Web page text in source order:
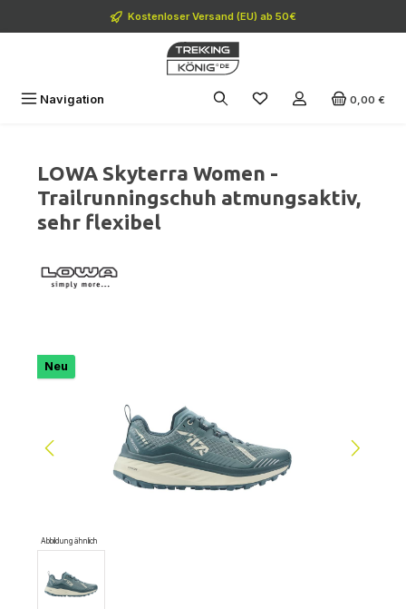
Zum Hauptinhalt springenKostenloser Versand (EU) ab 50€
Navigation 0,00 €
LOWA Skyterra Women -
Trailrunningschuh atmungsaktiv,
sehr flexibel
Bildergalerie überspringen
Neu
Abbildung ähnlich